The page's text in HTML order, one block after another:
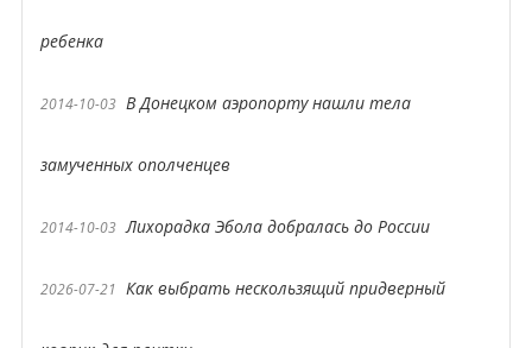
ребенка
2014-10-03 В Донецком аэропорту нашли тела
замученных ополченцев
2014-10-03 Лихорадка Эбола добралась до России
2026-07-21 Как выбрать нескользящий придверный